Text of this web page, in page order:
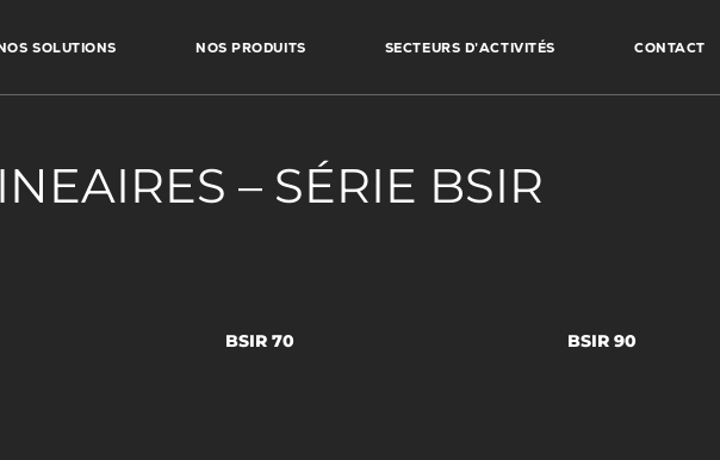
SOLUTIONS NOS PRODUITS SECTEURS D’ACTIVITÉS CONTACT
– SÉRIE BSIR
BSIR 70 BSIR 90